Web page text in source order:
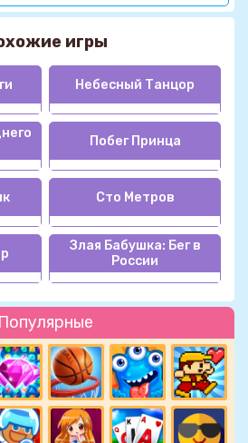
Популярные
игры
Небесный Танцор
Побег Принца
Сто Метров
Злая Бабушка: Бег в
России